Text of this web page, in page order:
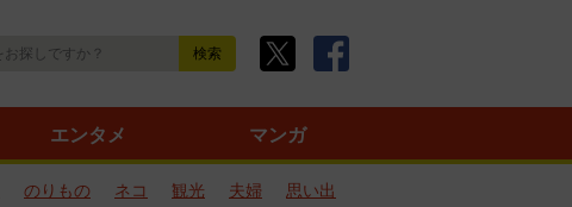
エンタメ マンガ
のりもの ネコ 観光 夫婦
思い出